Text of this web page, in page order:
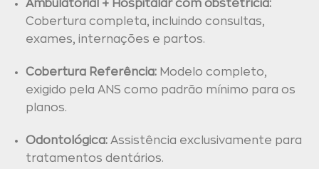
Ambulatorial + Hospitalar com obstetrícia:
Cobertura completa, incluindo consultas,
exames, internações e partos.
Cobertura Referência:Modelo completo,
exigido pela ANS como padrão mínimo para os
planos.
Odontológica:Assistência exclusivamente para
tratamentos dentários.